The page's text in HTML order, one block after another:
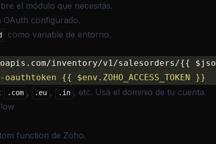
el módulo que necesitás.
OAuth configurado.
como variable de entorno.
inventory/v1/salesorders/{{
oauthtoken {{ $env.ZOHO_ACCESS_TOKEN }}
.com , .eu , .in , etc. Usá el dominio de tu cuenta.
function de Zoho.